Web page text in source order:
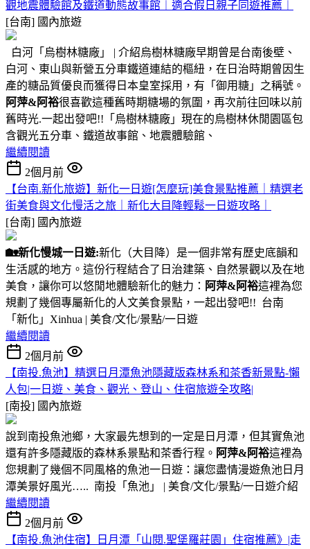
觀地震體驗館及鐵道動態故事館︱適合假日親子同遊推薦︱
[台南] 國內旅遊
白河「烏樹林糖廠」 | 介紹烏樹林糖廠早期曾是台南後壁、
白河、東山與新營五分車鐵道連結的樞紐，在日治時期曾因生
產的糖品質優良而獲得日本皇室採用，有「御用糖」之稱號。
阿萍&阿裕很喜歡這種舊時期糖場的氛圍，再次前往回味以前
舊時光.一起出發吧!!「烏樹林糖廠」現在的烏樹林休閒園區包
含觀光五分車、鐵道故事館、地震體驗館、
繼續閱讀
2個月前
【台南.新化旅遊】新化一日遊[怎麼玩]美食景點推薦｜精選老
街美食與文化慢活之旅｜新化大目降輕鬆一日遊攻略｜
[台南] 國內旅遊
🏡新化慢城一日遊:新化（大目降）是一個非常有歷史底韻和
生活感的地方。這份行程結合了日治建築、自然景觀以及在地
美食，讓你可以悠閒地體驗新化的魅力： 阿萍&阿裕這裡為您
規劃了幾個專屬新化的人文美食景點，一起出發吧!! 台南
「新化」Xinhua | 美食/文化/景點/一日遊
繼續閱讀
2個月前
【南投.魚池】精選日月潭魚池隱藏版森林系和茶香新景點-懶
人包|一日遊、美食、觀光、登山、住宿旅遊全攻略|
[南投] 國內旅遊
說到南投魚池鄉，大家最先想到的一定是日月潭，但其實魚池
還有許多隱藏版的森林系景點和茶香行程。 阿萍&阿裕這裡為
您規劃了幾個不同風格的魚池一日遊：讓您盡情漫遊魚池日月
潭美景好風光….. 南投「魚池」 | 美食/文化/景點/一日遊介紹
繼續閱讀
2個月前
【南投.魚池住宿】日月潭「山閱.聖堡羅莊園」住宿推薦》|走